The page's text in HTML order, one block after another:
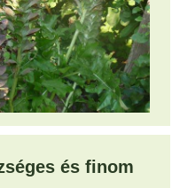
és finom